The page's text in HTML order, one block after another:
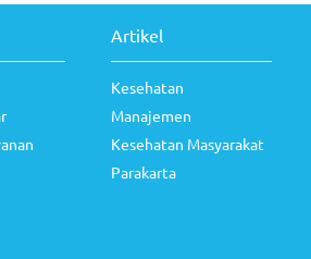
Artikel
Kesehatan
Manajemen
Kesehatan Masyarakat
Parakarta